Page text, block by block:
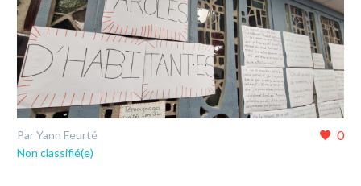
0
Par Yann Feurté
Non classifié(e)